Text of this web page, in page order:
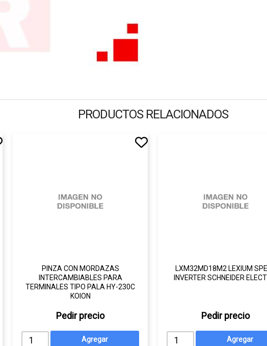
PRODUCTOS RELACIONADOS
PINZA CON MORDAZAS
INTERCAMBIABLES PARA
TERMINALES TIPO PALA HY-230C
KOION
Pedir precio
LXM32MD18M2 LEXIUM
INVERTER SCHNEIDER
Pedir precio